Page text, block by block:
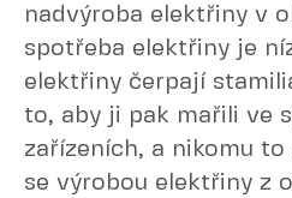
nadvýroba elektřiny v
spotřeba elektřiny je
elektřiny čerpají
to, aby ji pak mařili ve
zařízeních, a nikomu to
se výrobou elektřiny z